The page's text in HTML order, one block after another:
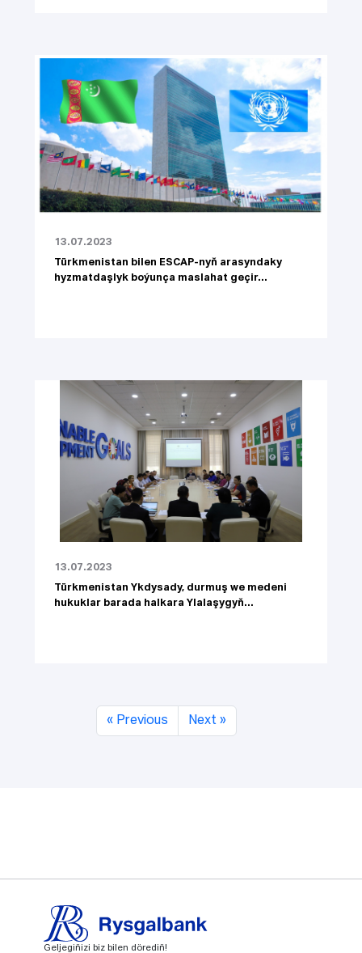
13.07.2023
Türkmenistan bilen ESCAP-nyň arasyndaky
hyzmatdaşlyk boýunça maslahat geçir...
13.07.2023
Türkmenistan Ykdysady, durmuş we medeni
hukuklar barada halkara Ylalaşygyň...
« Previous Next »
Geljegiňizi biz bilen dörediň!